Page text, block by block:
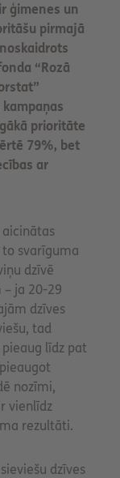
ģimenes un
pirmajā
“Rozā
prioritāte
79%, bet
ar
svarīguma
dzīvē
– ja 20-29
dzīves
tad
līdz pat
nozīmi,
vienlīdz
rezultāti.
dzīves